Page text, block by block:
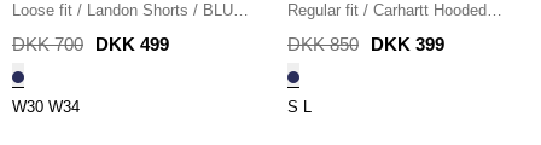
Loose fit / Landon Shorts / BLUE
RINSED
DKK 700 DKK 499
W30 W34
Regular fit / Carhartt Hooded
Chase Jacket / JUPITER
DKK 850 DKK 399
S L